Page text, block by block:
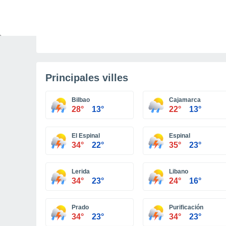
Principales villes
Bilbao
28° 13°
Cajamarca
22° 13°
El Espinal
34° 22°
Espinal
35° 23°
Lerida
34° 23°
Libano
24° 16°
Prado
34° 23°
Purificación
34° 23°